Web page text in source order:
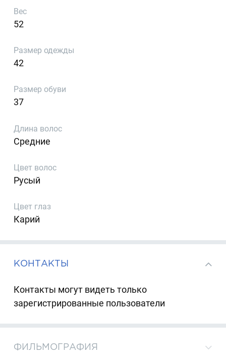
Вес
52
Размер одежды
42
Размер обуви
37
Длина волос
Средние
Цвет волос
Русый
Цвет глаз
Карий
КОНТАКТЫ
Контакты могут видеть только
зарегистрированные пользователи
ФИЛЬМОГРАФИЯ